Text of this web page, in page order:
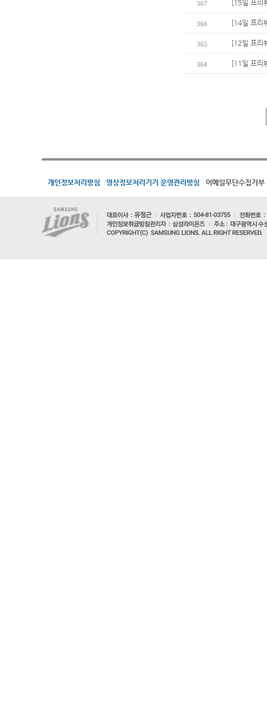
367 [15일 프
366 [14일 프리
365 [12일 프리
364 [11일 프리
개인정보처리방침 영상정보처리기기 운영관리방침 이메일무단수집거부